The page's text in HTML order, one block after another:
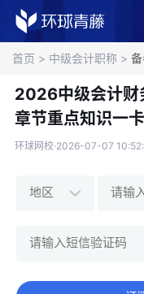
首页 > 中级会计职称 >
2026中级会计财
章节重点知识一
环球网校·2026-07-07